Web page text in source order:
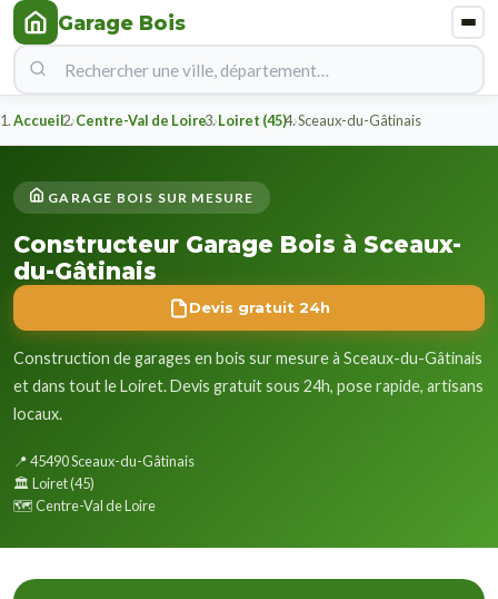
Garage Bois
Accueil Centre-Val de Loire Loiret (45) Sceaux-du-Gâtinais
GARAGE BOIS SUR MESURE
Constructeur Garage Bois à Sceaux-
du-Gâtinais
Devis gratuit 24h
Construction de garages en bois sur mesure à Sceaux-du-Gâtinais
et dans tout le Loiret. Devis gratuit sous 24h, pose rapide, artisans
locaux.
📍 45490 Sceaux-du-Gâtinais
🏛️ Loiret (45)
🗺️ Centre-Val de Loire